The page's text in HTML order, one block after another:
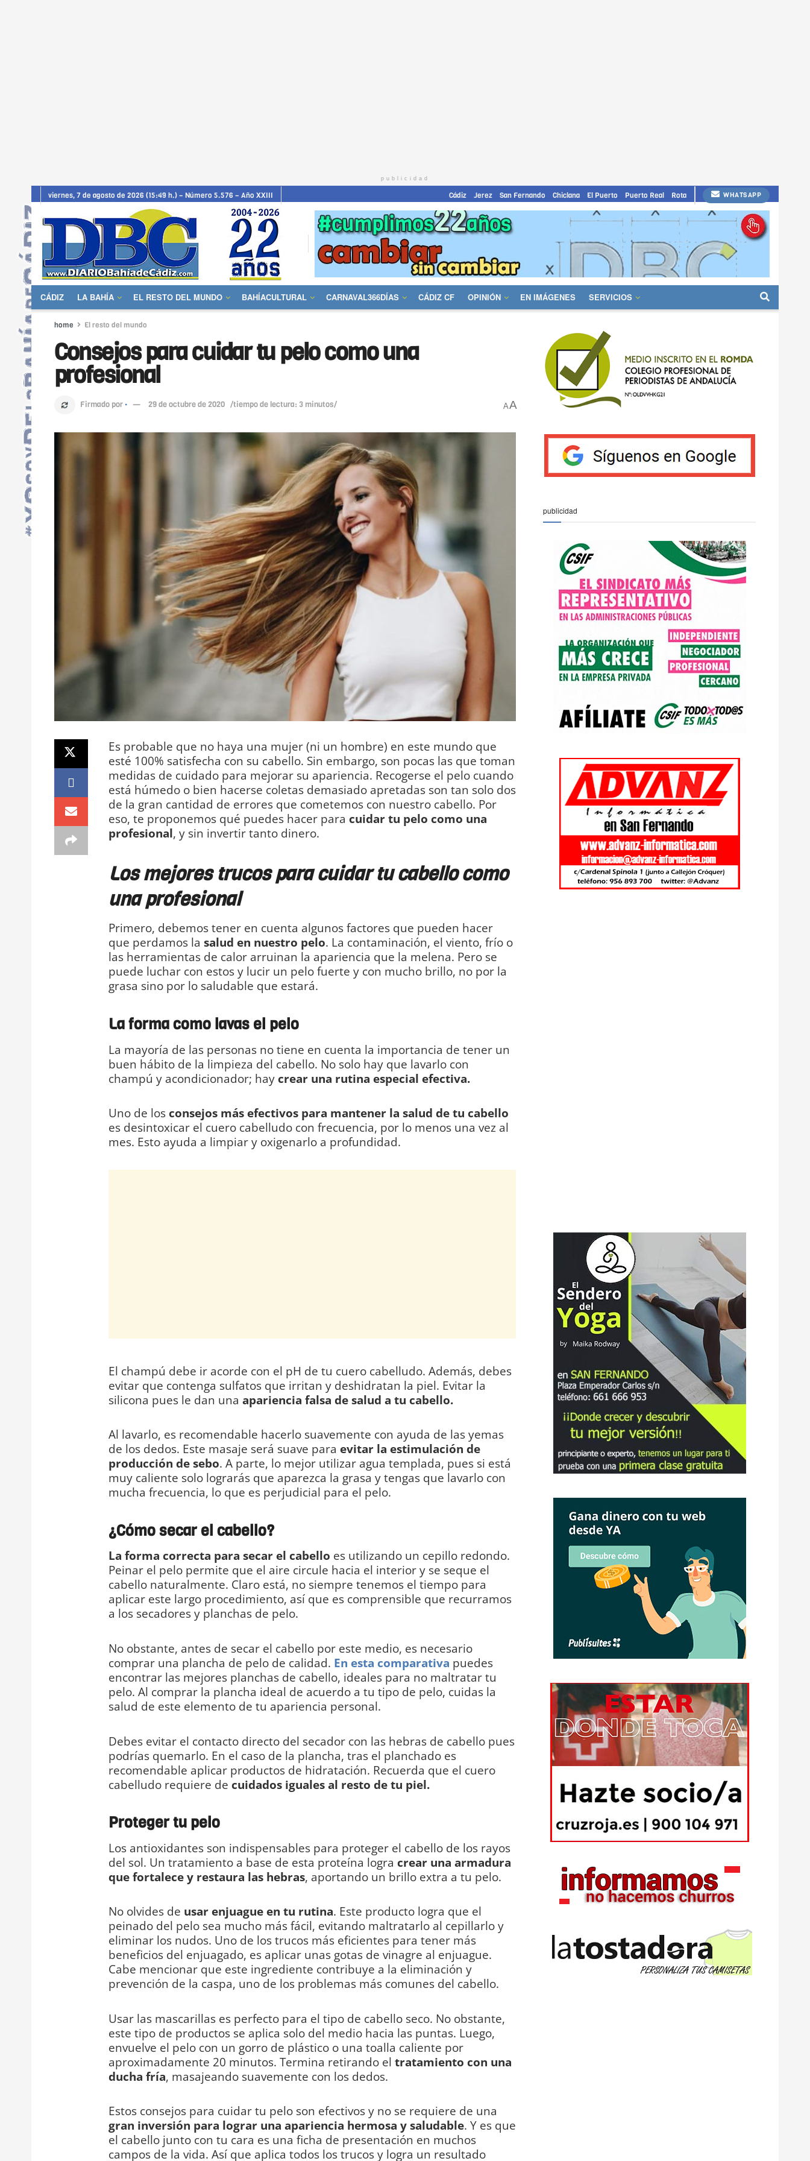
publicidad
viernes, 7 de agosto de 2026 (15:49 h.) – Número 5.576 – Año XXIII Cádiz Jerez San Fernando Chiclana El Puerto Puerto Real Rota WHATSAPP
CÁDIZ LA BAHÍA EL RESTO DEL MUNDO BAHÍACULTURAL CARNAVAL366DÍAS CÁDIZ CF OPINIÓN EN IMÁGENES SERVICIOS
home El resto del mundo
Consejos para cuidar tu pelo como una
profesional
Firmado por · 29 de octubre de 2020 /tiempo de lectura: 3 minutos/ AA
Es probable que no haya una mujer (ni un hombre) en este mundo que
esté 100% satisfecha con su cabello. Sin embargo, son pocas las que toman
medidas de cuidado para mejorar su apariencia. Recogerse el pelo cuando
está húmedo o bien hacerse coletas demasiado apretadas son tan solo dos
de la gran cantidad de errores que cometemos con nuestro cabello. Por
eso, te proponemos qué puedes hacer para cuidar tu pelo como una
profesional, y sin invertir tanto dinero.
Los mejores trucos para cuidar tu cabello como
una profesional
Primero, debemos tener en cuenta algunos factores que pueden hacer
que perdamos la salud en nuestro pelo. La contaminación, el viento, frío o
las herramientas de calor arruinan la apariencia que la melena. Pero se
puede luchar con estos y lucir un pelo fuerte y con mucho brillo, no por la
grasa sino por lo saludable que estará.
La forma como lavas el pelo
La mayoría de las personas no tiene en cuenta la importancia de tener un
buen hábito de la limpieza del cabello. No solo hay que lavarlo con
champú y acondicionador; hay crear una rutina especial efectiva.
Uno de los consejos más efectivos para mantener la salud de tu cabello
es desintoxicar el cuero cabelludo con frecuencia, por lo menos una vez al
mes. Esto ayuda a limpiar y oxigenarlo a profundidad.
El champú debe ir acorde con el pH de tu cuero cabelludo. Además, debes
evitar que contenga sulfatos que irritan y deshidratan la piel. Evitar la
silicona pues le dan una apariencia falsa de salud a tu cabello.
Al lavarlo, es recomendable hacerlo suavemente con ayuda de las yemas
de los dedos. Este masaje será suave para evitar la estimulación de
producción de sebo. A parte, lo mejor utilizar agua templada, pues si está
muy caliente solo lograrás que aparezca la grasa y tengas que lavarlo con
mucha frecuencia, lo que es perjudicial para el pelo.
¿Cómo secar el cabello?
La forma correcta para secar el cabello es utilizando un cepillo redondo.
Peinar el pelo permite que el aire circule hacia el interior y se seque el
cabello naturalmente. Claro está, no siempre tenemos el tiempo para
aplicar este largo procedimiento, así que es comprensible que recurramos
a los secadores y planchas de pelo.
No obstante, antes de secar el cabello por este medio, es necesario
comprar una plancha de pelo de calidad. En esta comparativa puedes
encontrar las mejores planchas de cabello, ideales para no maltratar tu
pelo. Al comprar la plancha ideal de acuerdo a tu tipo de pelo, cuidas la
salud de este elemento de tu apariencia personal.
Debes evitar el contacto directo del secador con las hebras de cabello pues
podrías quemarlo. En el caso de la plancha, tras el planchado es
recomendable aplicar productos de hidratación. Recuerda que el cuero
cabelludo requiere de cuidados iguales al resto de tu piel.
Proteger tu pelo
Los antioxidantes son indispensables para proteger el cabello de los rayos
del sol. Un tratamiento a base de esta proteína logra crear una armadura
que fortalece y restaura las hebras, aportando un brillo extra a tu pelo.
No olvides de usar enjuague en tu rutina. Este producto logra que el
peinado del pelo sea mucho más fácil, evitando maltratarlo al cepillarlo y
eliminar los nudos. Uno de los trucos más eficientes para tener más
beneficios del enjuagado, es aplicar unas gotas de vinagre al enjuague.
Cabe mencionar que este ingrediente contribuye a la eliminación y
prevención de la caspa, uno de los problemas más comunes del cabello.
Usar las mascarillas es perfecto para el tipo de cabello seco. No obstante,
este tipo de productos se aplica solo del medio hacia las puntas. Luego,
envuelve el pelo con un gorro de plástico o una toalla caliente por
aproximadamente 20 minutos. Termina retirando el tratamiento con una
ducha fría, masajeando suavemente con los dedos.
Estos consejos para cuidar tu pelo son efectivos y no se requiere de una
gran inversión para lograr una apariencia hermosa y saludable. Y es que
el cabello junto con tu cara es una ficha de presentación en muchos
campos de la vida. Así que aplica todos los trucos y logra un resultado
publicidad